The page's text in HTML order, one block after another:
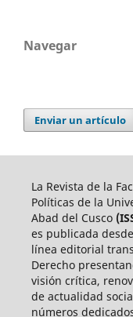
Navegar
Enviar un artículo
La Revista de la
Políticas de la
Abad del Cusco
es publicada
línea editorial
Derecho
visión crítica,
de actualidad
números